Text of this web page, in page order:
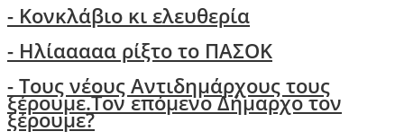
- Κονκλάβιο κι ελευθερία
- Ηλίααααα ρίξτο το ΠΑΣΟΚ
-Τους νέους Αντιδημάρχους τους
ξέρουμε.Τον επόμενο Δήμαρχο τον
ξέρουμε?